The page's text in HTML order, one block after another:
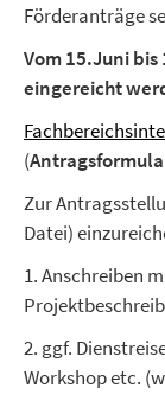
Förderanträge
Vom 15.Juni
eingereicht
(
Zur
Datei)
1. Anschreiben
2. ggf.
Workshop etc.